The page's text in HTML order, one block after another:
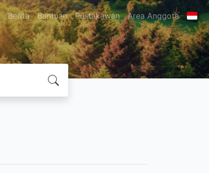
Berita Bantuan Pustakawan Area Anggota